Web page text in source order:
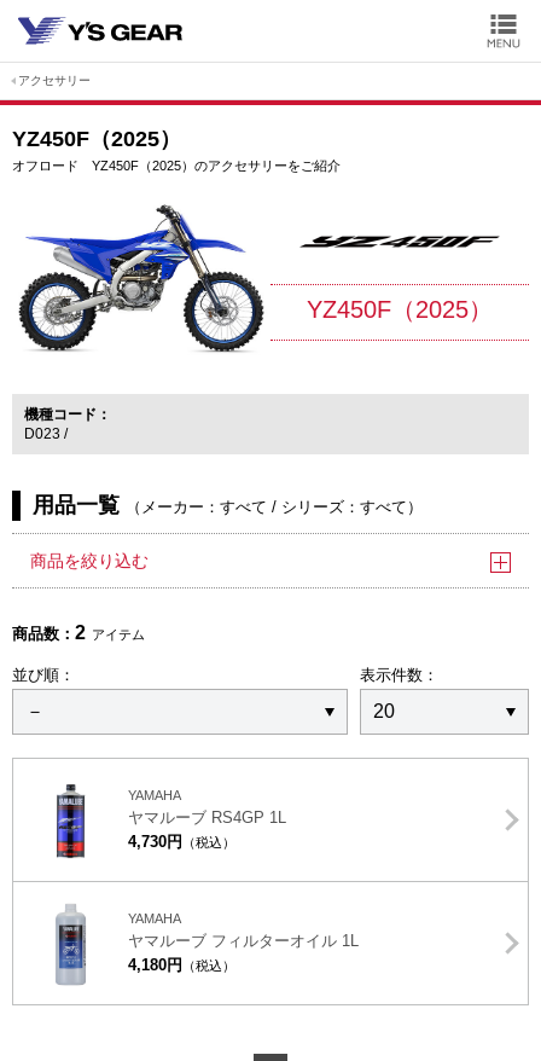
アクセサリー
YZ450F（2025）
オフロード YZ450F（2025）のアクセサリーをご紹介
YZ450F（2025）
機種コード
D023
用品一覧 （ メーカー：すべて / シリーズ：すべて ）
商品を絞り込む
商品数： 2 アイテム
並び順： 表示件数：
YAMAHA
ヤマルーブ RS4GP 1L
4,730円
（税込）
YAMAHA
ヤマルーブ フィルターオイル 1L
4,180円
（税込）